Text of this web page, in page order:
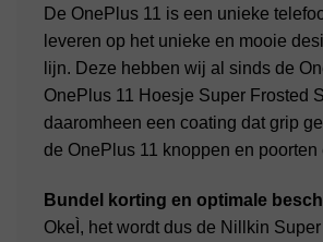
De OnePlus 11 is een unieke
leveren op het unieke en mooie
lijn. Deze hebben wij al sinds de
OnePlus 11 Hoesje Super Frosted
daaromheen een coating dat grip
de OnePlus 11 knoppen en
Bundel korting en optimale
OkeÌ, het wordt dus de Nillkin